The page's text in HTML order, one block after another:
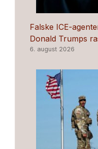
Falske ICE-
Donald Trumps
6. august 2026